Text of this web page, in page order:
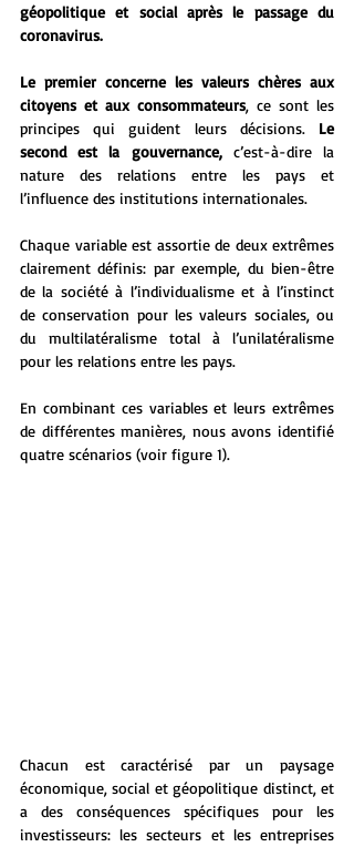
géopolitique et social après le passage du
coronavirus.
Le premier concerne les valeurs chères aux
citoyens et aux consommateurs, ce sont les
principes qui guident leurs décisions. Le
second est la gouvernance, c’est-à-dire la
nature des relations entre les pays et
l’influence des institutions internationales.
Chaque variable est assortie de deux extrêmes
clairement définis: par exemple, du bien-être
de la société à l’individualisme et à l’instinct
de conservation pour les valeurs sociales, ou
du multilatéralisme total à l’unilatéralisme
pour les relations entre les pays.
En combinant ces variables et leurs extrêmes
de différentes manières, nous avons identifié
quatre scénarios (voir figure 1).
Chacun est caractérisé par un paysage
économique, social et géopolitique distinct, et
a des conséquences spécifiques pour les
investisseurs: les secteurs et les entreprises